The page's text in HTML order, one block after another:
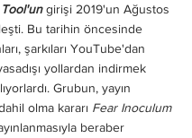
Tool'un girişi 2019'un Ağustos
Bu tarihin öncesinde
şarkıları YouTube'dan
yollardan indirmek
Grubun, yayın
olma kararı Fear Inoculum
beraber